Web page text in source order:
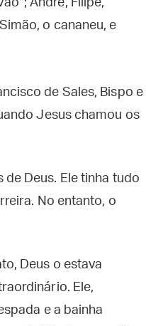
André, Filipe,
o cananeu, e
de Sales, Bispo e
Jesus chamou os
Deus. Ele tinha tudo
No entanto, o
Deus o estava
Ele,
e a bainha